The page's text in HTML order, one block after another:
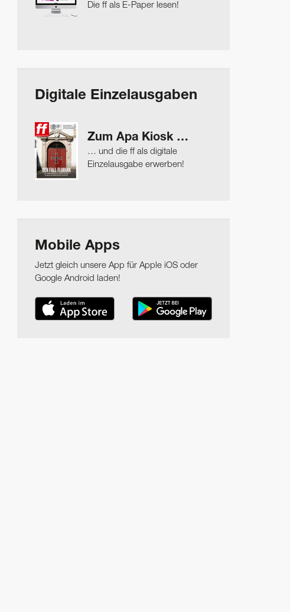
Die ff als E-Paper lesen!
Digitale Einzelausgaben
Zum Apa Kiosk …
… und die ff als digitale
Einzelausgabe erwerben!
Mobile Apps
Jetzt gleich unsere App für Apple iOS oder
Google Android laden!